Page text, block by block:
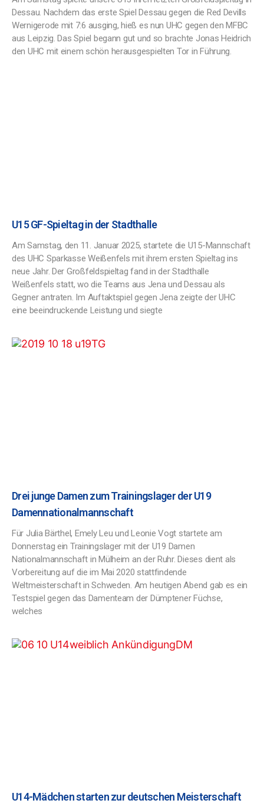
Dessau. Nachdem das erste Spiel Dessau gegen die Red Devills
Wernigerode mit 7:6 ausging, hieß es nun UHC gegen den MFBC
aus Leipzig. Das Spiel begann gut und so brachte Jonas Heidrich
den UHC mit einem schön herausgespielten Tor in Führung.
U15 GF-Spieltag in der Stadthalle
Am Samstag, den 11. Januar 2025, startete die U15-Mannschaft
des UHC Sparkasse Weißenfels mit ihrem ersten Spieltag ins
neue Jahr. Der Großfeldspieltag fand in der Stadthalle
Weißenfels statt, wo die Teams aus Jena und Dessau als
Gegner antraten. Im Auftaktspiel gegen Jena zeigte der UHC
eine beeindruckende Leistung und siegte
Drei junge Damen zum Trainingslager der U19
Damennationalmannschaft
Für Julia Bärthel, Emely Leu und Leonie Vogt startete am
Donnerstag ein Trainingslager mit der U19 Damen
Nationalmannschaft in Mülheim an der Ruhr. Dieses dient als
Vorbereitung auf die im Mai 2020 stattfindende
Weltmeisterschaft in Schweden. Am heutigen Abend gab es ein
Testspiel gegen das Damenteam der Dümptener Füchse,
welches
U14-Mädchen starten zur deutschen Meisterschaft